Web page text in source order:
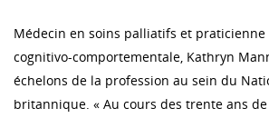
Médecin en soins palliatifs et
cognitivo-comportementale, Kathryn
échelons de la profession au sein du
britannique. « Au cours des trente ans